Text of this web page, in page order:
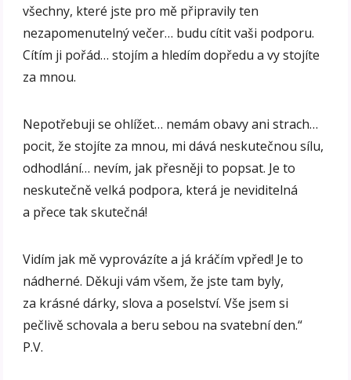
všechny, které jste pro mě připravily ten
nezapomenutelný večer… budu cítit vaši podporu.
Cítím ji pořád… stojím a hledím dopředu a vy stojíte
za mnou.
Nepotřebuji se ohlížet… nemám obavy ani strach…
pocit, že stojíte za mnou, mi dává neskutečnou sílu,
odhodlání… nevím, jak přesněji to popsat. Je to
neskutečně velká podpora, která je neviditelná
a přece tak skutečná!
Vidím jak mě vyprovázíte a já kráčím vpřed! Je to
nádherné. Děkuji vám všem, že jste tam byly,
za krásné dárky, slova a poselství. Vše jsem si
pečlivě schovala a beru sebou na svatební den.“
P.V.